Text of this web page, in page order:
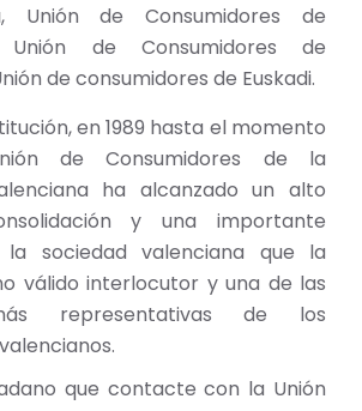
Unión de Consumidores de
Unión de Consumidores de
de consumidores de Euskadi.
en 1989 hasta el momento
de Consumidores de la
ha alcanzado un alto
y una importante
sociedad valenciana que la
válido interlocutor y una de las
representativas de los
que contacte con la Unión